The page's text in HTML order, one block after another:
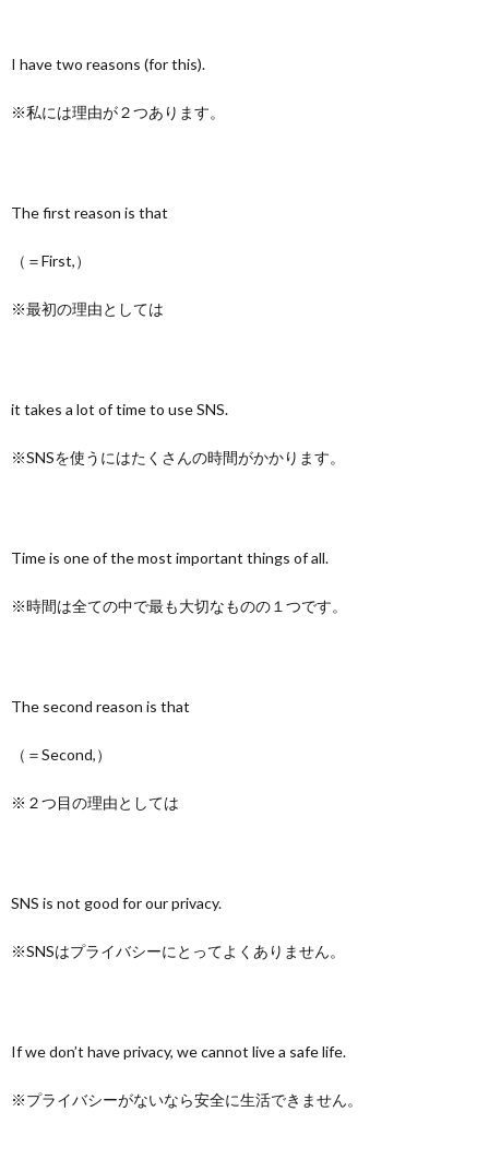
I have two reasons (for this).
※私には理由が２つあります。
The first reason is that
（＝First,）
※最初の理由としては
it takes a lot of time to use SNS.
※SNSを使うにはたくさんの時間がかかります。
Time is one of the most important things of all.
※時間は全ての中で最も大切なものの１つです。
The second reason is that
（＝Second,）
※２つ目の理由としては
SNS is not good for our privacy.
※SNSはプライバシーにとってよくありません。
If we don’t have privacy, we cannot live a safe life.
※プライバシーがないなら安全に生活できません。